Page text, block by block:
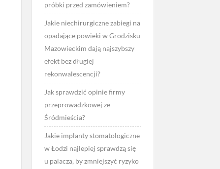
próbki przed zamówieniem?
Jakie niechirurgiczne zabiegi na
opadające powieki w Grodzisku
Mazowieckim dają najszybszy
efekt bez długiej
rekonwalescencji?
Jak sprawdzić opinie firmy
przeprowadzkowej ze
Śródmieścia?
Jakie implanty stomatologiczne
w Łodzi najlepiej sprawdzą się
u palacza, by zmniejszyć ryzyko